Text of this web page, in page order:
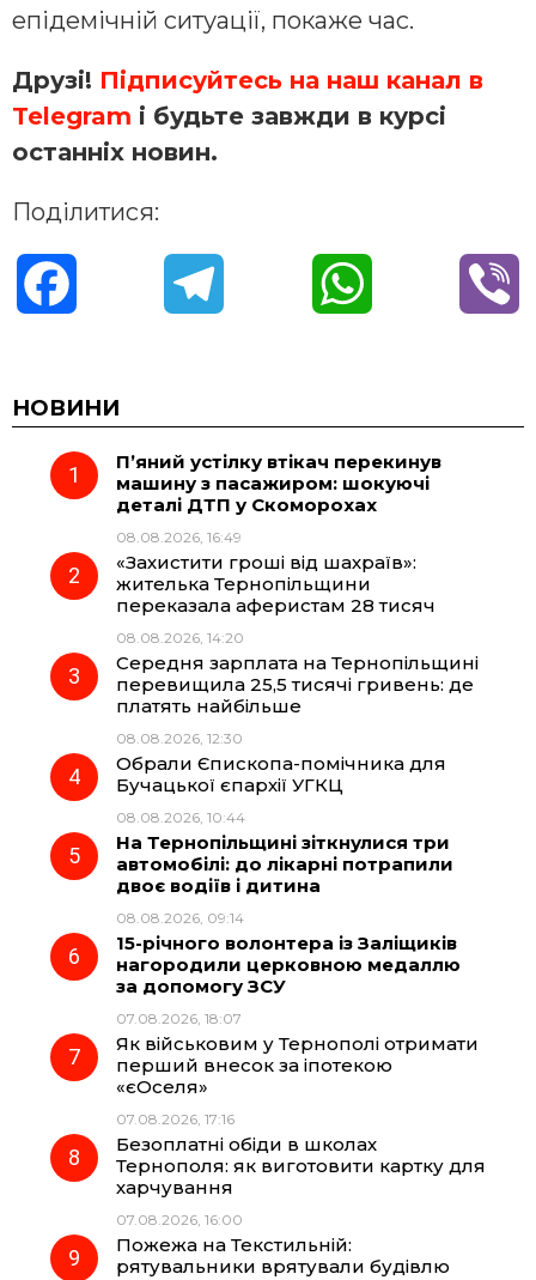
епідемічній ситуації, покаже час.
Друзі! Підписуйтесь на наш канал в
Telegram і будьте завжди в курсі
останніх новин.
Поділитися:
c
e
o
k
e
g
r
a
m
t
НОВИНИ
П’яний устілку втікач перекинув
машину з пасажиром: шокуючі
деталі ДТП у Скоморохах
08.08.2026, 16:49
«Захистити гроші від шахраїв»:
жителька Тернопільщини
переказала аферистам 28 тисяч
08.08.2026, 14:20
Середня зарплата на Тернопільщині
перевищила 25,5 тисячі гривень: де
платять найбільше
08.08.2026, 12:30
Обрали Єпископа-помічника для
Бучацької єпархії УГКЦ
08.08.2026, 10:44
На Тернопільщині зіткнулися три
автомобілі: до лікарні потрапили
двоє водіїв і дитина
08.08.2026, 09:14
15-річного волонтера із Заліщиків
нагородили церковною медаллю
за допомогу ЗСУ
07.08.2026, 18:07
Як військовим у Тернополі отримати
перший внесок за іпотекою
«єОселя»
07.08.2026, 17:16
Безоплатні обіди в школах
Тернополя: як виготовити картку для
харчування
07.08.2026, 16:00
Пожежа на Текстильній:
рятувальники врятували будівлю